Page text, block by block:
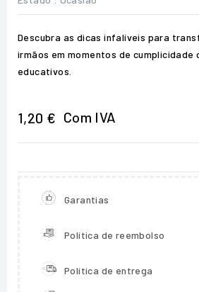
Descubra as dicas infalíveis para
irmãos em momentos de cumplicidade
educativos.
1,20 € Com IVA
Garantias
Política de reembolso
Política de entrega